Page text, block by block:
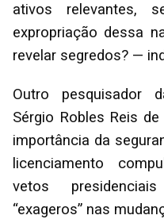
ativos relevantes,
expropriação dessa
revelar segredos? —
Outro pesquisador
Sérgio Robles Reis
importância da
licenciamento
vetos
“exageros” nas